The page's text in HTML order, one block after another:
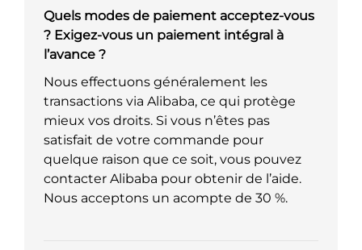
Quels modes de paiement acceptez-vous
? Exigez-vous un paiement intégral à
l’avance ?
Nous effectuons généralement les
transactions via Alibaba, ce qui protège
mieux vos droits. Si vous n’êtes pas
satisfait de votre commande pour
quelque raison que ce soit, vous pouvez
contacter Alibaba pour obtenir de l’aide.
Nous acceptons un acompte de 30 %.